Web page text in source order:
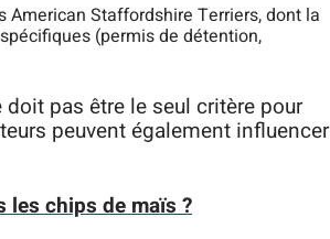
Staffordshire Terriers, dont la
(permis de détention,
pas être le seul critère pour
peuvent également influencer
chips de maïs ?